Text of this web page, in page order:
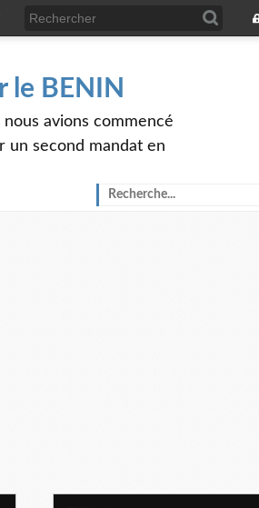
le BENIN
avions commencé
un second mandat en